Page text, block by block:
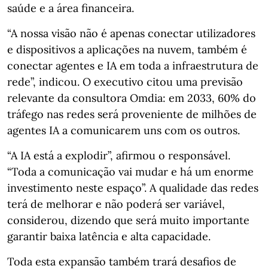
saúde e a área financeira.
“A nossa visão não é apenas conectar utilizadores
e dispositivos a aplicações na nuvem, também é
conectar agentes e IA em toda a infraestrutura de
rede”, indicou. O executivo citou uma previsão
relevante da consultora Omdia: em 2033, 60% do
tráfego nas redes será proveniente de milhões de
agentes IA a comunicarem uns com os outros.
“A IA está a explodir”, afirmou o responsável.
“Toda a comunicação vai mudar e há um enorme
investimento neste espaço”. A qualidade das redes
terá de melhorar e não poderá ser variável,
considerou, dizendo que será muito importante
garantir baixa latência e alta capacidade.
Toda esta expansão também trará desafios de